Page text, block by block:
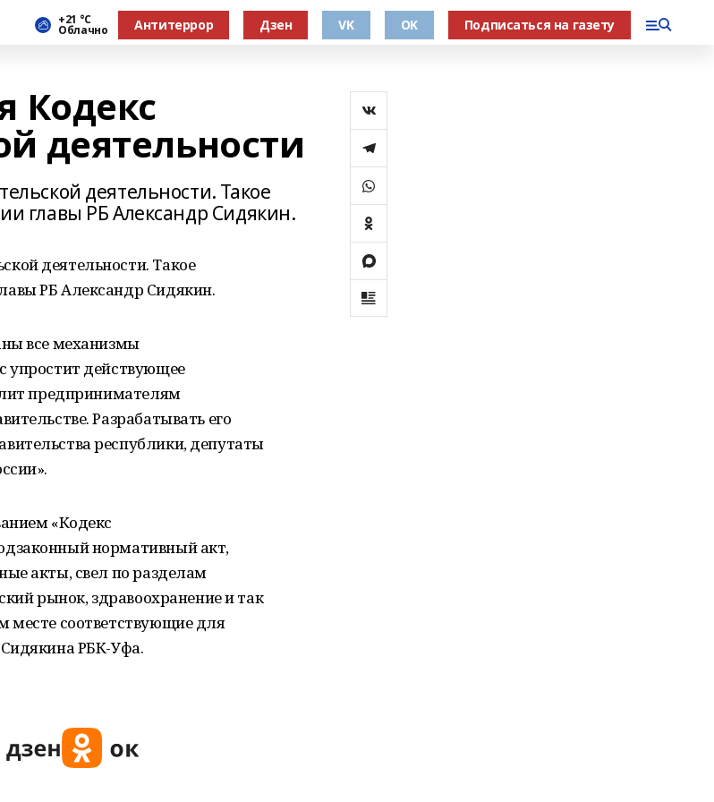
+21 °С
Облачно Антитеррор Дзен VK OK Подписаться на газету
Кодекс
деятельности
деятельности. Такое
главы РБ Александр Сидякин.
деятельности. Такое
РБ Александр Сидякин.
все механизмы
упростит действующее
предпринимателям
Разрабатывать его
республики, депутаты
«Кодекс
нормативный акт,
акты, свел по разделам
рынок, здравоохранение и так
соответствующие для
РБК-Уфа.